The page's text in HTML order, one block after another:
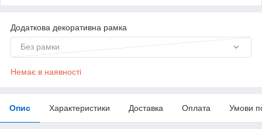
Додаткова декоративна рамка
Без рамки
Немає в наявності
Опис Характеристики Доставка Оплата Умови